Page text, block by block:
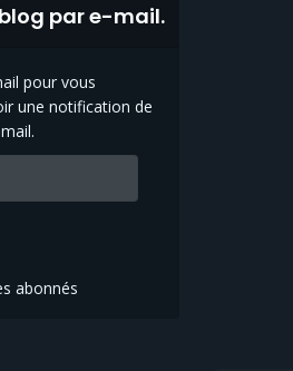
par e-mail.
pour vous
une notification de
abonnés